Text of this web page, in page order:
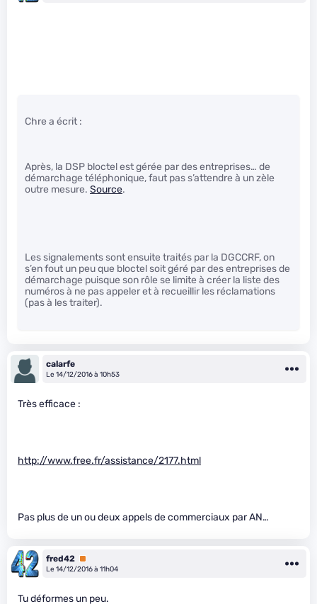
Chre a écrit :
Après, la DSP bloctel est gérée par des entreprises… de
démarchage téléphonique, faut pas s’attendre à un zèle
outre mesure. Source.
Les signalements sont ensuite traités par la DGCCRF, on
s’en fout un peu que bloctel soit géré par des entreprises de
démarchage puisque son rôle se limite à créer la liste des
numéros à ne pas appeler et à recueillir les réclamations
(pas à les traiter).
calarfe
Le 14/12/2016 à 10h53
Très efficace :
http://www.free.fr/assistance/2177.html
Pas plus de un ou deux appels de commerciaux par AN…
fred42 Premium
Le 14/12/2016 à 11h04
Tu déformes un peu.